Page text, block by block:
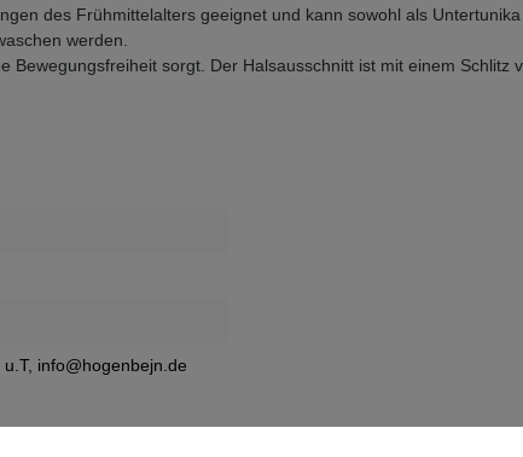
des Frühmittelalters geeignet und kann sowohl als
werden.
Bewegungsfreiheit sorgt. Der Halsausschnitt ist mit einem Schlitz
info@hogenbejn.de